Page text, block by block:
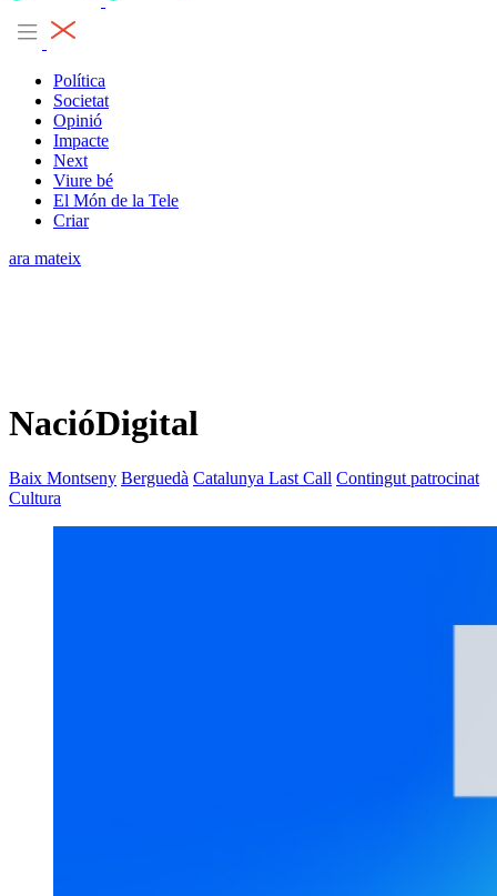
Política
Societat
Opinió
Impacte
Next
Viure bé
El Món de la Tele
Criar
ara mateix
NacióDigital
Baix Montseny Berguedà Catalunya Last Call Contingut patrocinat
Cultura